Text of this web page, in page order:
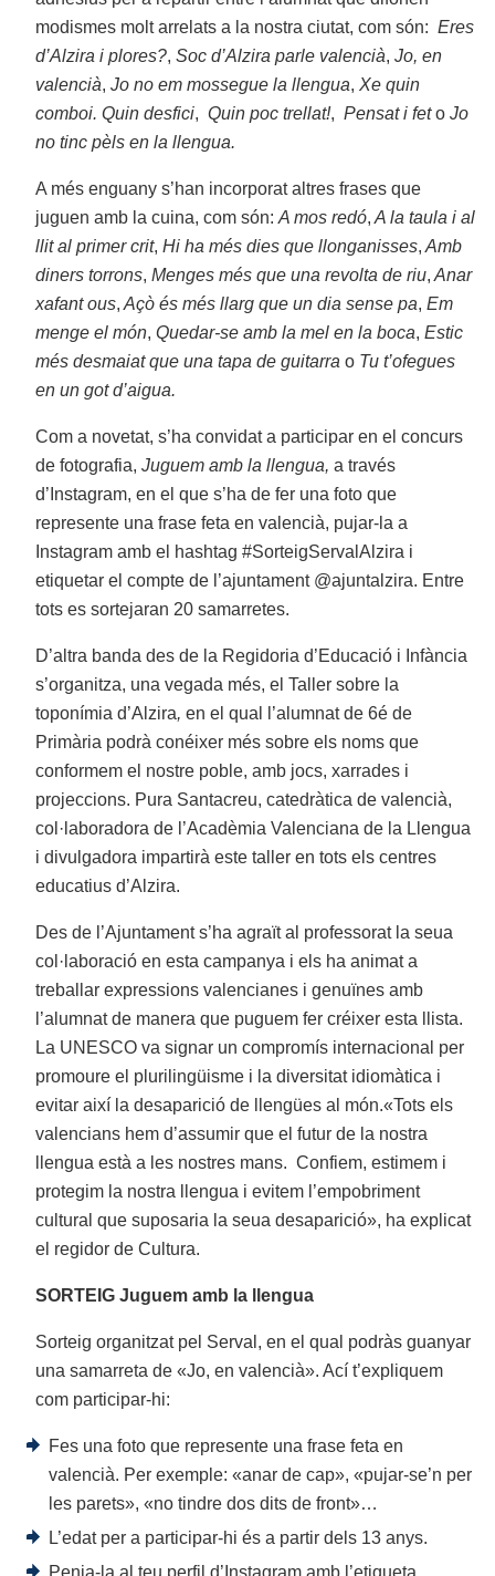
modismes molt arrelats a la nostra ciutat, com són:Eres
d’Alzira i plores?, Soc d’Alzira parle valencià,Jo, en
valencià, Jo no em mossegue la llengua, Xe quin
comboi. Quin desfici, Quin poc trellat!, Pensat i feto Jo
no tinc pèls en la llengua.
A més enguany s’han incorporat altres frases que
juguen amb la cuina, com són:A mos redó, A la taula i al
llit al primer crit, Hi ha més dies que llonganisses, Amb
diners torrons, Menges més que una revolta de riu, Anar
xafant ous, Açò és més llarg que un dia sense pa, Em
menge el món, Quedar-se amb la mel en la boca, Estic
més desmaiat que una tapa de guitarra o Tu t’ofegues
en un got d’aigua.
Com a novetat, s’ha convidat a participar en el concurs
de fotografia,Juguem amb la llengua,a través
d’Instagram, en el que s’ha de fer una foto que
represente una frase feta en valencià, pujar-la a
Instagram amb el hashtag #SorteigServalAlzira i
etiquetar el compte de l’ajuntament @ajuntalzira. Entre
tots es sortejaran 20 samarretes.
D’altra banda des de la Regidoria d’Educació i Infància
s’organitza, una vegada més, el Taller sobre la
toponímia d’Alzira, en el qual l’alumnat de 6é de
Primària podrà conéixer més sobre els noms que
conformem el nostre poble, amb jocs, xarrades i
projeccions. Pura Santacreu, catedràtica de valencià,
col·laboradora de l’Acadèmia Valenciana de la Llengua
i divulgadora impartirà este taller en tots els centres
educatius d’Alzira.
Des de l’Ajuntament s’ha agraït al professorat la seua
col·laboració en esta campanya i els ha animat a
treballar expressions valencianes i genuïnes amb
l’alumnat de manera que puguem fer créixer esta llista.
La UNESCO va signar un compromís internacional per
promoure el plurilingüisme i la diversitat idiomàtica i
evitar així la desaparició de llengües al món.«Tots els
valencians hem d’assumir que el futur de la nostra
llengua està a les nostres mans. Confiem, estimem i
protegim la nostra llengua i evitem l’empobriment
cultural que suposaria la seua desaparició», ha explicat
el regidor de Cultura.
SORTEIG Juguem amb la llengua
Sorteig organitzat pel Serval, en el qual podràs guanyar
una samarreta de «Jo, en valencià». Ací t’expliquem
com participar-hi:
Fes una foto que represente una frase feta en
valencià. Per exemple: «anar de cap», «pujar-se’n per
les parets», «no tindre dos dits de front»…
L’edat per a participar-hi és a partir dels 13 anys.